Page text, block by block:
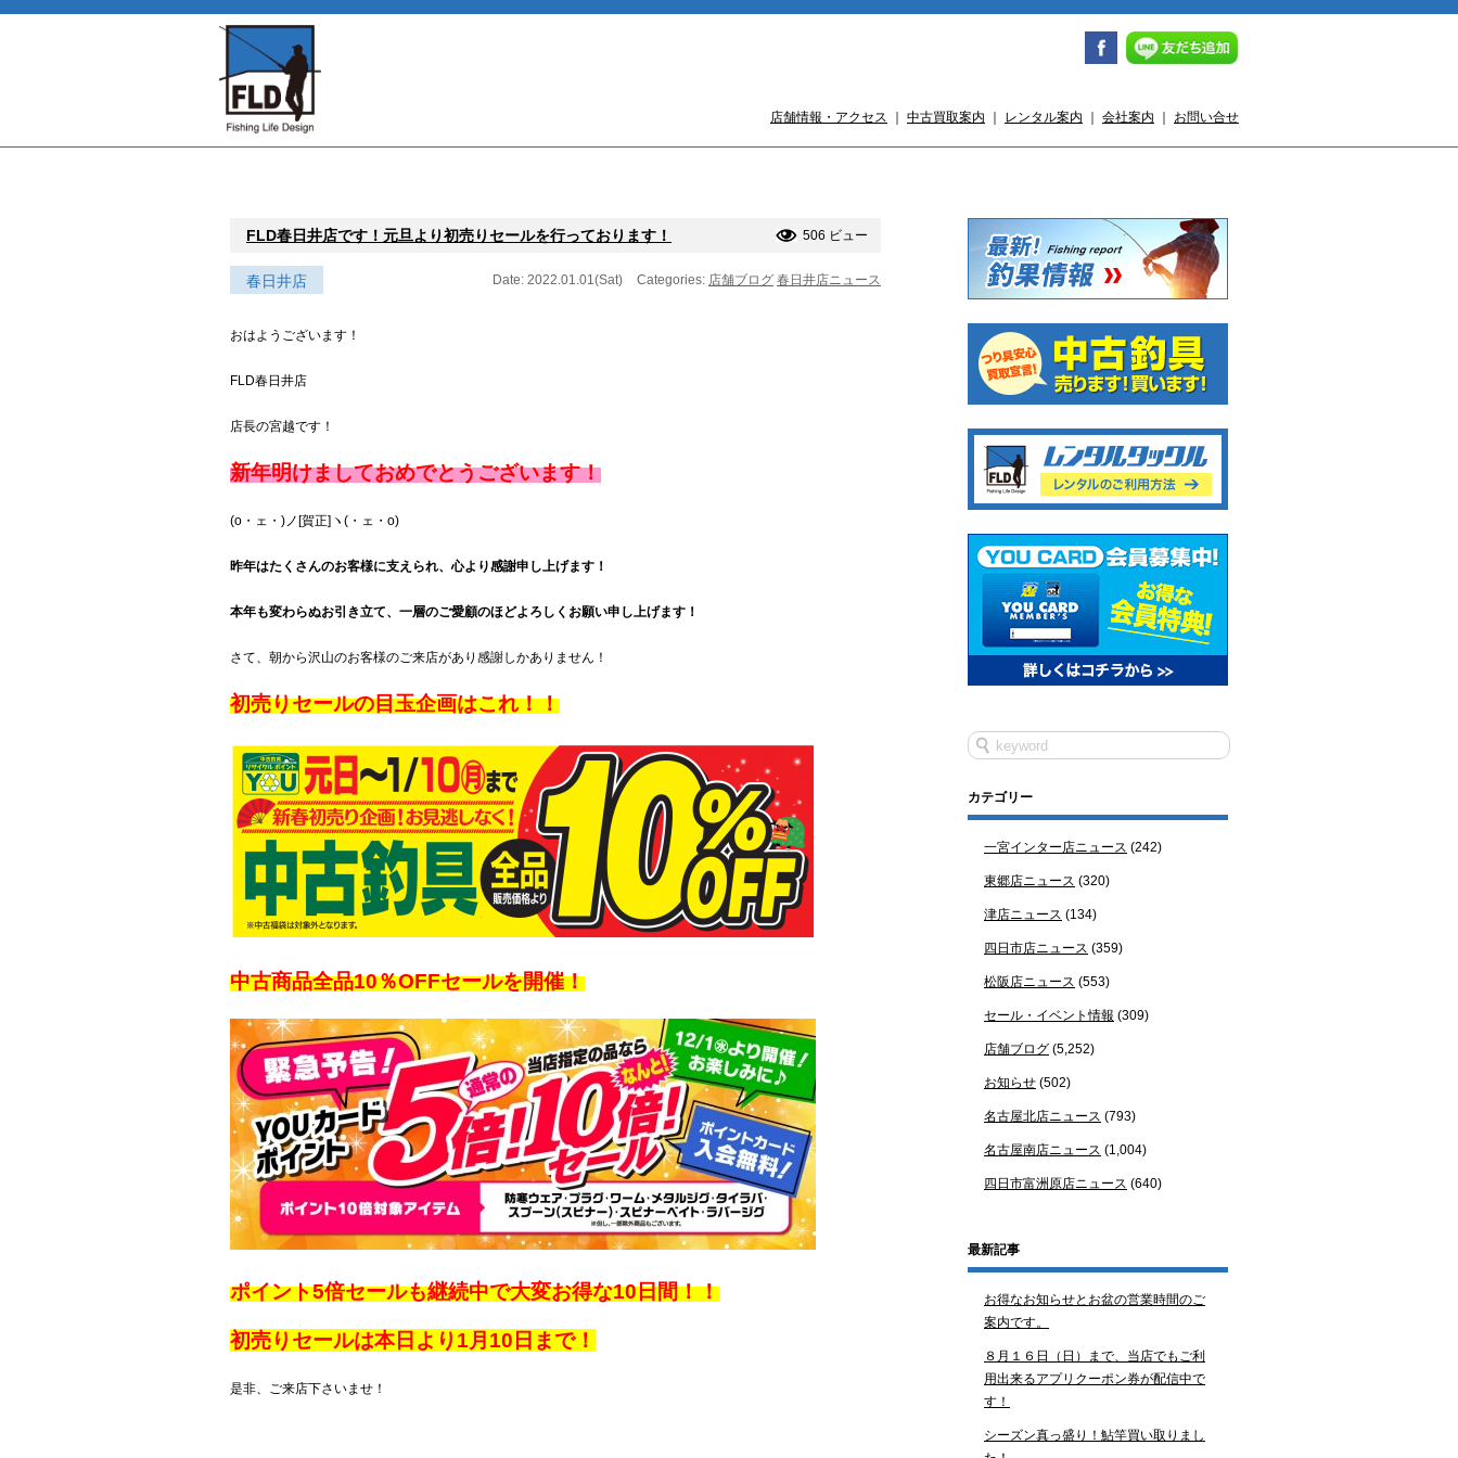
店舗情報・アクセス 中古買取案内 レンタル案内 会社案内 お問い合せ
FLD春日井店です！元旦より初売りセールを行っております！ 506 ビュー
春日井店 Date: 2022.01.01(Sat) Categories: 店舗ブログ 春日井店ニュース
おはようございます！
FLD春日井店
店長の宮越です！
新年明けましておめでとうございます！
(o・ェ・)ノ[賀正]ヽ(・ェ・o)
昨年はたくさんのお客様に支えられ、心より感謝申し上げます！
本年も変わらぬお引き立て、一層のご愛顧のほどよろしくお願い申し上げます！
さて、朝から沢山のお客様のご来店があり感謝しかありません！
初売りセールの目玉企画はこれ！！
中古商品全品10％OFFセールを開催！
ポイント5倍セールも継続中で大変お得な10日間！！
初売りセールは本日より1月10日まで！
是非、ご来店下さいませ！
カテゴリー
一宮インター店ニュース (242)
東郷店ニュース (320)
津店ニュース (134)
四日市店ニュース (359)
松阪店ニュース (553)
セール・イベント情報 (309)
店舗ブログ (5,252)
お知らせ (502)
名古屋北店ニュース (793)
名古屋南店ニュース (1,004)
四日市富洲原店ニュース (640)
最新記事
お得なお知らせとお盆の営業時間のご
案内です。
８月１６日（日）まで、当店でもご利
用出来るアプリクーポン券が配信中で
す！
シーズン真っ盛り！鮎竿買い取りまし